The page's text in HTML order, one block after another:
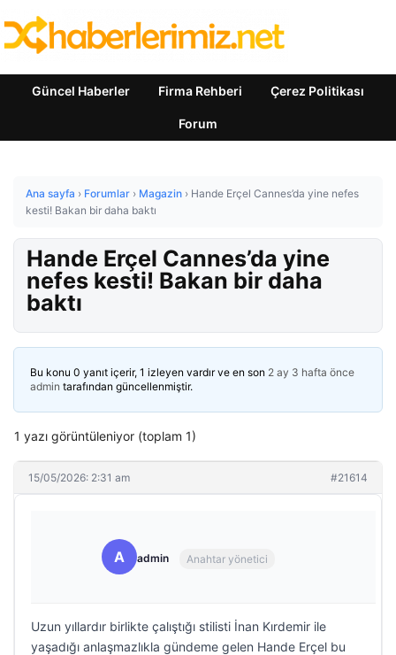
Güncel Haberler Firma Rehberi Çerez Politikası
Forum
Ana sayfa › Forumlar › Magazin › Hande Erçel Cannes’da yine nefes
kesti! Bakan bir daha baktı
Hande Erçel Cannes’da yine
nefes kesti! Bakan bir daha
baktı
Bu konu 0 yanıt içerir, 1 izleyen vardır ve en son 2 ay 3 hafta önce
admin tarafından güncellenmiştir.
1 yazı görüntüleniyor (toplam 1)
15/05/2026: 2:31 am #21614
A admin Anahtar yönetici
Uzun yıllardır birlikte çalıştığı stilisti İnan Kırdemir ile
yaşadığı anlaşmazlıkla gündeme gelen Hande Erçel bu